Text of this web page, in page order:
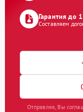
Гарантия до
Составляем
Отправляя, Вы